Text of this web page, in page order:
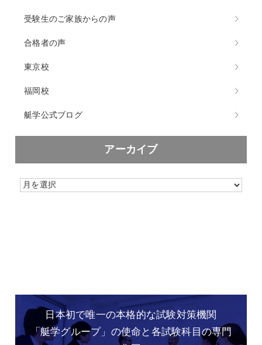
受験生のご家族からの声
合格者の声
東京校
福岡校
艇学公式ブログ
アーカイブ
日本初で唯一の本格的な試験対策機関
「艇学グループ」の使命と各試験科目の専門